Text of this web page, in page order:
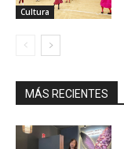
Cultura
MÁS RECIENTES